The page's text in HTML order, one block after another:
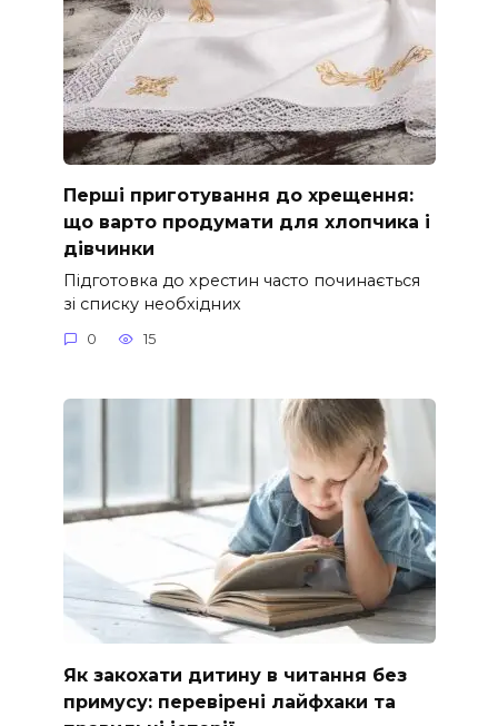
Перші приготування до хрещення:
що варто продумати для хлопчика і
дівчинки
Підготовка до хрестин часто починається
зі списку необхідних
0 15
Як закохати дитину в читання без
примусу: перевірені лайфхаки та